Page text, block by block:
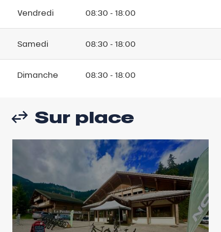
Vendredi 08:30 - 18:00
Samedi 08:30 - 18:00
Dimanche 08:30 - 18:00
Sur place